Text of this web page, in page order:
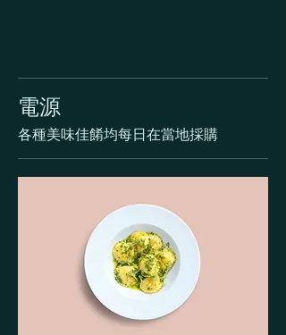
電源
各種美味佳餚均每日在當地採購